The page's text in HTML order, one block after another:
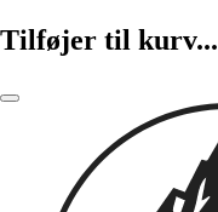
Tilføjer til kurv...